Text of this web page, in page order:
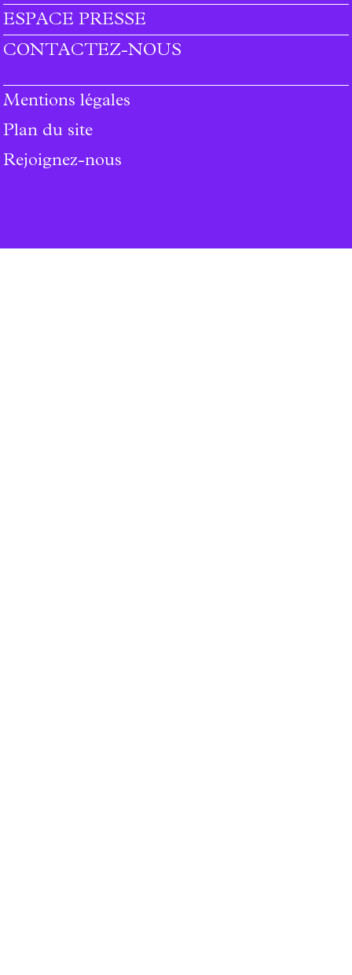
ESPACE PRESSE
CONTACTEZ-NOUS
Mentions légales
Plan du site
Rejoignez-nous